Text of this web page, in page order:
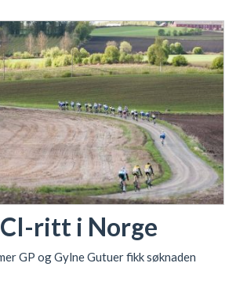
ritt i Norge
GP og Gylne Gutuer fikk søknaden